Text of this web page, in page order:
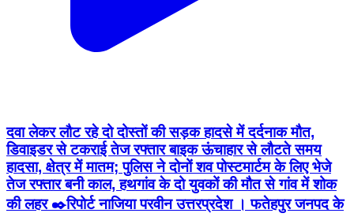
दवा लेकर लौट रहे दो दोस्तों की सड़क हादसे में दर्दनाक मौत,
डिवाइडर से टकराई तेज रफ्तार बाइक ऊंचाहार से लौटते समय
हादसा, क्षेत्र में मातम; पुलिस ने दोनों शव पोस्टमार्टम के लिए भेजे
तेज रफ्तार बनी काल, हथगांव के दो युवकों की मौत से गांव में शोक
की लहर ✒️रिपोर्ट नाजिया परवीन उत्तरप्रदेश । फतेहपुर जनपद के